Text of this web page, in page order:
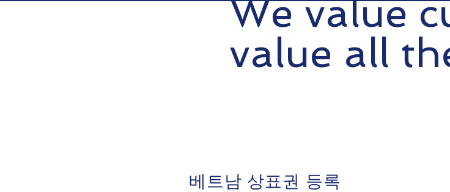
We value
value all
베트남 상표권 등록